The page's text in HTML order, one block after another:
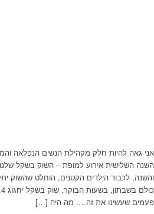
אני גאה להיות חלק מקהילת הנשים הנפלאה
השנה השלישית אירוע למופת – השוק בשקל
פעמים שעשינו את זה…. מה היה […]